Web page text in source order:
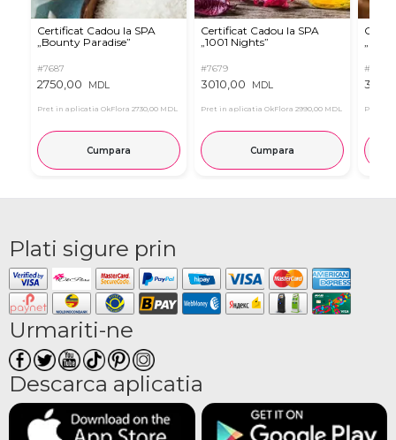
Certificat Cadou la SPA
„Bounty Paradise”
#7687
2750,00 MDL
Pret in aplicatia OkFlora 2730,00 MDL
Cumpara
Certificat Cadou la SPA
„1001 Nights”
#7679
3010,00 MDL
Pret in aplicatia OkFlora 2990,00 MDL
Cumpara
#7683
Pret in
Plati sigure prin
Urmariti-ne
Descarca aplicatia